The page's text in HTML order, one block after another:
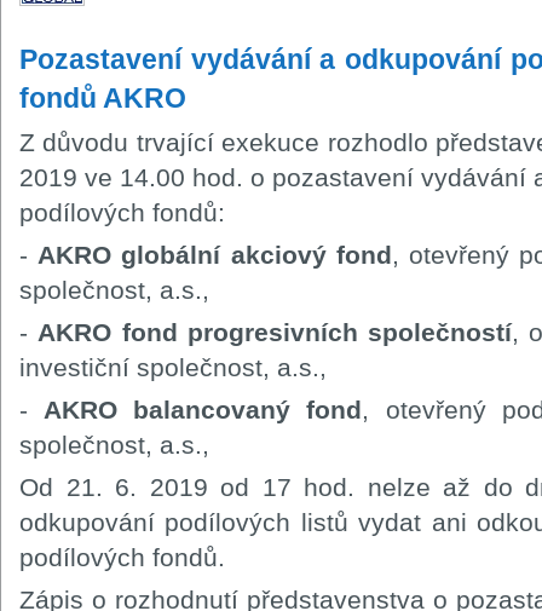
Pozastavení vydávání a odkupování
fondů AKRO
Z důvodu trvající exekuce rozhodlo
2019 ve 14.00 hod. o pozastavení vydávání
podílových fondů:
- AKRO globální akciový fond, otevřený
společnost, a.s.,
- AKRO fond progresivních společností,
investiční společnost, a.s.,
- AKRO balancovaný fond, otevřený
společnost, a.s.,
Od 21. 6. 2019 od 17 hod. nelze až do
odkupování podílových listů vydat ani
podílových fondů.
Zápis o rozhodnutí představenstva o